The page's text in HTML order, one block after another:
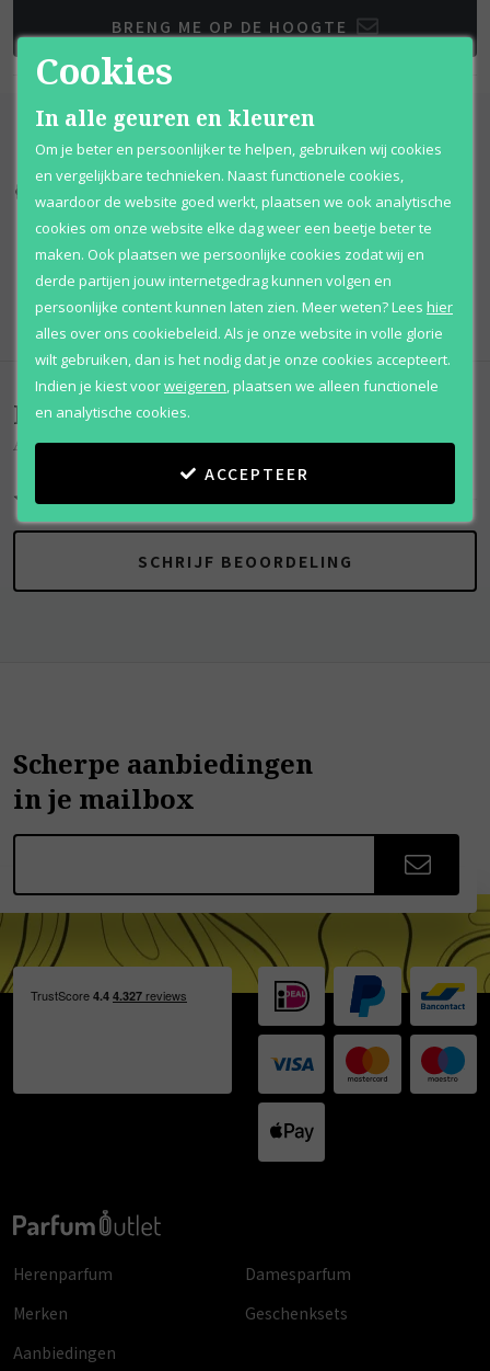
BRENG ME OP DE HOOGTE
Qshops Keurmerk
Beoordelingen
Aliage
SCHRIJF BEOORDELING
Scherpe aanbiedingen
in je mailbox
Herenparfum
Damesparfum
Merken
Geschenksets
Aanbiedingen
Cookies
In alle geuren en kleuren
Om je beter en persoonlijker te helpen, gebruiken wij cookies
en vergelijkbare technieken. Naast functionele cookies,
waardoor de website goed werkt, plaatsen we ook analytische
cookies om onze website elke dag weer een beetje beter te
maken. Ook plaatsen we persoonlijke cookies zodat wij en
derde partijen jouw internetgedrag kunnen volgen en
persoonlijke content kunnen laten zien. Meer weten?Lees hier
alles over ons cookiebeleid. Als je onze website in volle glorie
wilt gebruiken, dan is het nodig dat je onze cookies accepteert.
Indien je kiest voorweigeren,plaatsen we alleen functionele
en analytische cookies.
ACCEPTEER